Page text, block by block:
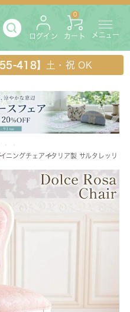
ログイン カート
0
メニュー
418】 土・祝 OK
ニングチェアイタリア製 サルタレッリ ド